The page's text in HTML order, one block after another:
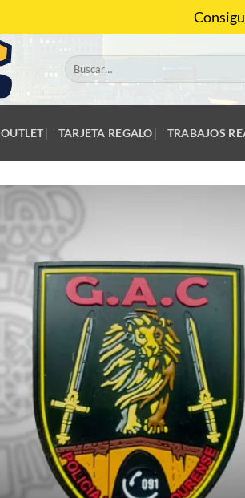
Buscar
por:
OUTLET TARJETA REGALO TRABAJOS